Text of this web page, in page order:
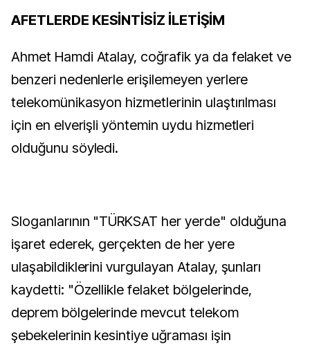
AFETLERDE KESİNTİSİZ İLETİŞİM
Ahmet Hamdi Atalay, coğrafik ya da felaket ve
benzeri nedenlerle erişilemeyen yerlere
telekomünikasyon hizmetlerinin ulaştırılması
için en elverişli yöntemin uydu hizmetleri
olduğunu söyledi.
Sloganlarının "TÜRKSAT her yerde" olduğuna
işaret ederek, gerçekten de her yere
ulaşabildiklerini vurgulayan Atalay, şunları
kaydetti: "Özellikle felaket bölgelerinde,
deprem bölgelerinde mevcut telekom
şebekelerinin kesintiye uğraması işin